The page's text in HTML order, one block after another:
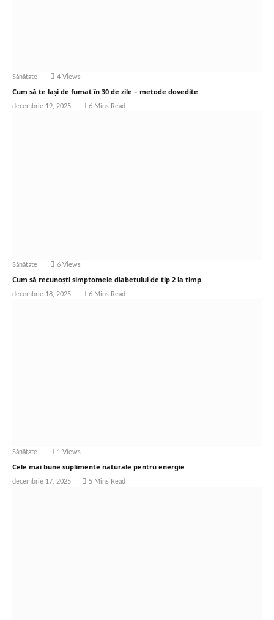
Sănătate 4 Views
Cum să te lași de fumat în 30 de zile – metode dovedite
decembrie 19, 2025 6 Mins Read
Sănătate 6 Views
Cum să recunoști simptomele diabetului de tip 2 la timp
decembrie 18, 2025 6 Mins Read
Sănătate 1 Views
Cele mai bune suplimente naturale pentru energie
decembrie 17, 2025 5 Mins Read